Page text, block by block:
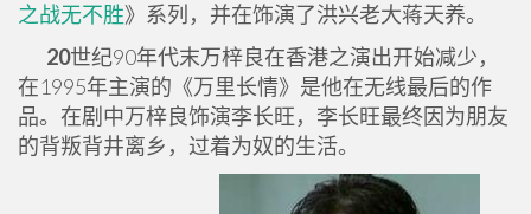
之战无不胜》系列，并在饰演了洪兴老大蒋天养。
20世纪90年代末万梓良在香港之演出开始减少，
在1995年主演的《万里长情》是他在无线最后的作
品。在剧中万梓良饰演李长旺，李长旺最终因为朋友
的背叛背井离乡，过着为奴的生活。